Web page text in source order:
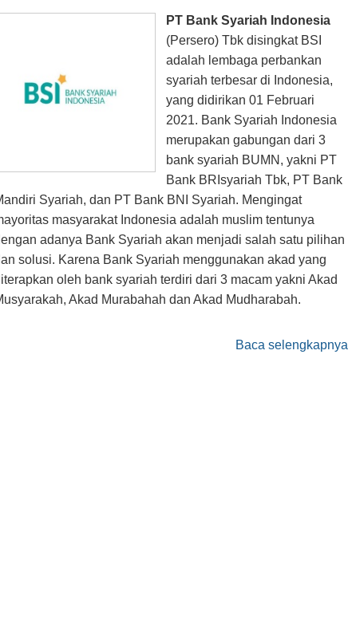
PT Bank Syariah Indonesia
(Persero) Tbk disingkat BSI
adalah lembaga perbankan
syariah terbesar di Indonesia,
yang didirikan 01 Februari
2021. Bank Syariah Indonesia
merupakan gabungan dari 3
bank syariah BUMN, yakni PT
Bank BRIsyariah Tbk, PT Bank
Syariah, dan PT Bank BNI Syariah. Mengingat
masyarakat Indonesia adalah muslim tentunya
adanya Bank Syariah akan menjadi salah satu pilihan
solusi. Karena Bank Syariah menggunakan akad yang
oleh bank syariah terdiri dari 3 macam yakni Akad
Akad Murabahah dan Akad Mudharabah.
Baca selengkapnya